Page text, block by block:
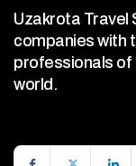
Uzakrota Travel
companies with
professionals of
world.